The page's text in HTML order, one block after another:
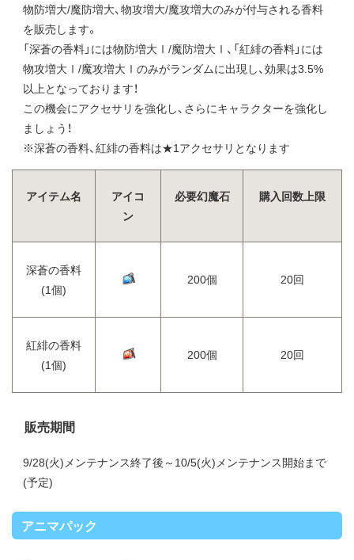
物防増大/魔防増大、物攻増大/魔攻増大のみが付与される香料
を販売します。
「深蒼の香料」には物防増大Ⅰ/魔防増大Ⅰ、「紅緋の香料」には
物攻増大Ⅰ/魔攻増大Ⅰのみがランダムに出現し、効果は3.5%
以上となっております！
この機会にアクセサリを強化し、さらにキャラクターを強化し
ましょう！
※深蒼の香料、紅緋の香料は★1アクセサリとなります
アイテム名
アイコ
ン
必要幻魔石 購入回数上限
深蒼の香料
(1個)
200個 20回
紅緋の香料
(1個)
200個 20回
販売期間
9/28(火)メンテナンス終了後～10/5(火)メンテナンス開始まで
(予定)
アニマパック